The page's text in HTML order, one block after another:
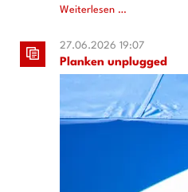
Weiterlesen …Staatsfeiertag
27.06.2026 19:07
Planken unplugged